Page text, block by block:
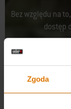
Zgoda
Bez względu na
dostęp